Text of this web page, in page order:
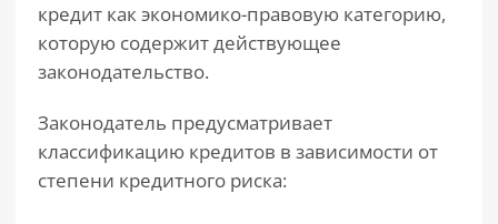
кредит как экономико-правовую категорию,
которую содержит действующее
законодательство.
Законодатель предусматривает
классификацию кредитов в зависимости от
степени кредитного риска: